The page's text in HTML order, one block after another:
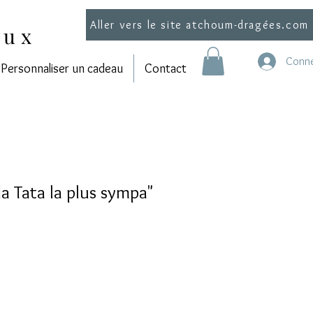
Personnaliser un cadeau Contact
Aller vers le site atchoum-dragées.com
Tata la plus sympa"